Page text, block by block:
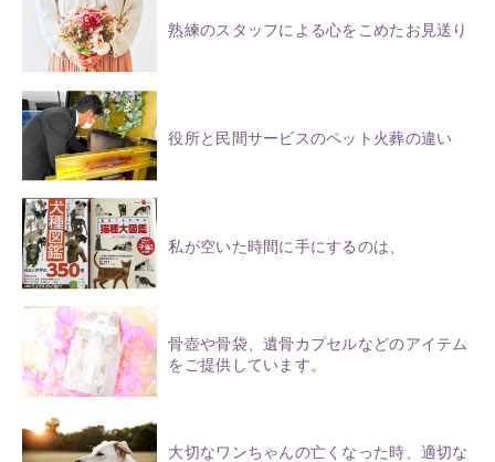
熟練のスタッフによる心をこめたお見送り
役所と民間サービスのペット火葬の違い
私が空いた時間に手にするのは、
骨壺や骨袋、遺骨カプセルなどのアイテム
をご提供しています。
大切なワンちゃんの亡くなった時、適切な